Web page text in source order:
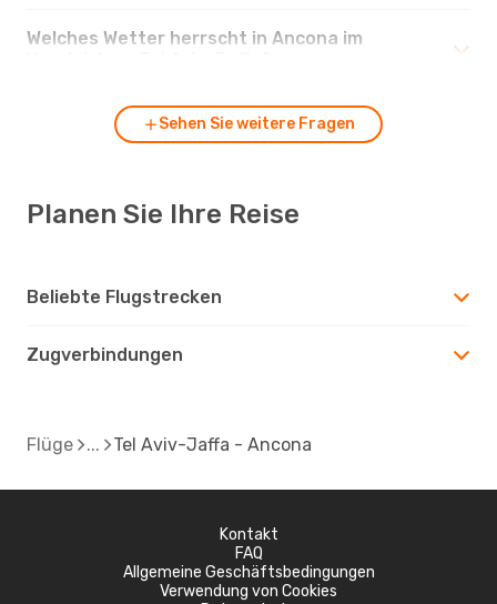
Welches Wetter herrscht in Ancona im
Sehen Sie weitere Fragen
Planen Sie Ihre Reise
Beliebte Flugstrecken
Zugverbindungen
Flüge Tel Aviv-Jaffa - Ancona
Kontakt
FAQ
Allgemeine Geschäftsbedingungen
Verwendung von Cookies